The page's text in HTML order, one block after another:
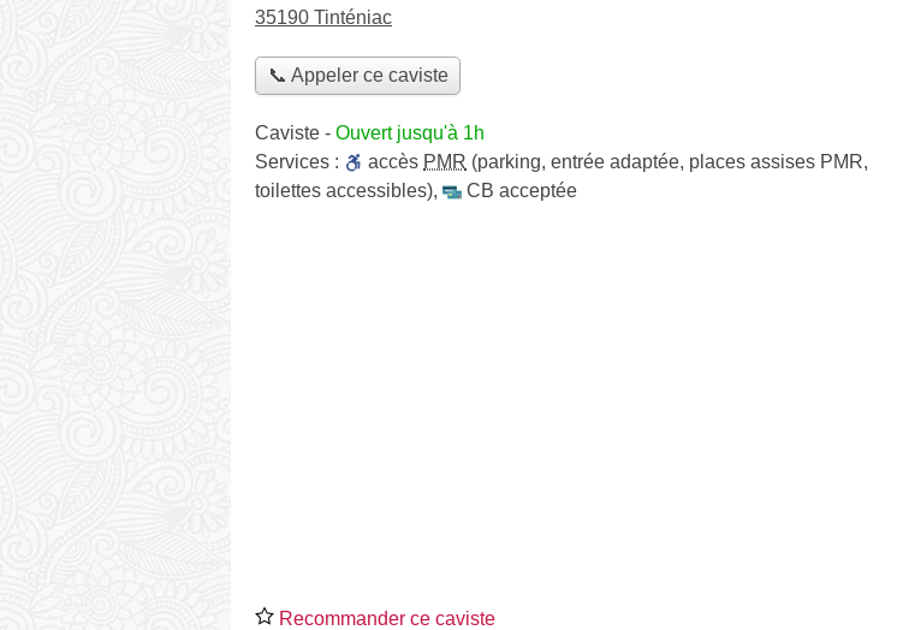
35190 Tinténiac
📞 Appeler ce caviste
Caviste - Ouvert jusqu'à 1h
Services :
accès PMR (parking, entrée adaptée, places assises PMR,
toilettes accessibles), CB acceptée
Recommander ce caviste